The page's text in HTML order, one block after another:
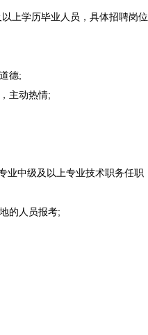
上学历毕业人员，具体招聘岗位
德;
主动热情;
中级及以上专业技术职务任职
的人员报考;